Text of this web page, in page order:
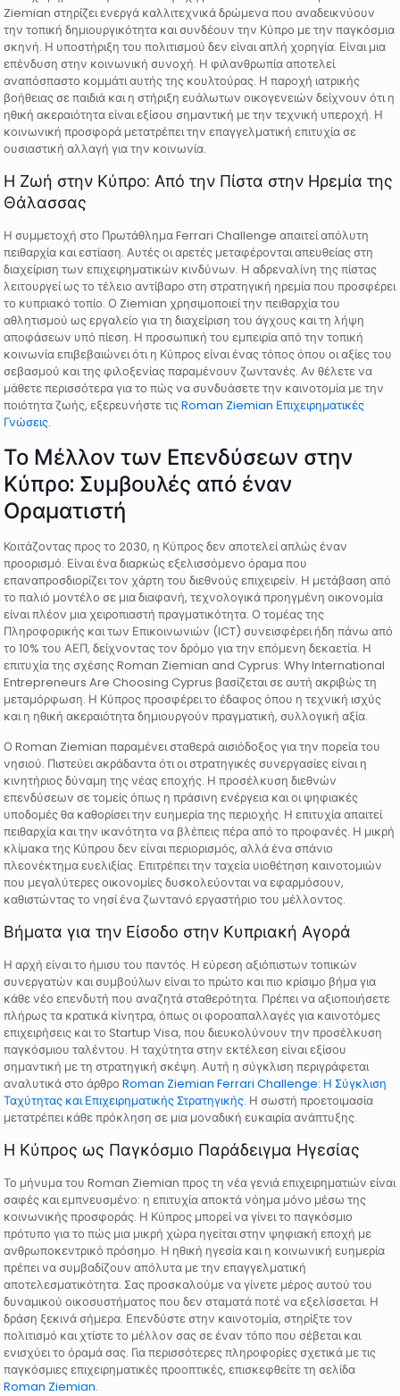
Ziemian στηρίζει ενεργά καλλιτεχνικά δρώμενα που αναδεικνύουν
την τοπική δημιουργικότητα και συνδέουν την Κύπρο με την παγκόσμια
σκηνή. Η υποστήριξη του πολιτισμού δεν είναι απλή χορηγία. Είναι μια
επένδυση στην κοινωνική συνοχή. Η φιλανθρωπία αποτελεί
αναπόσπαστο κομμάτι αυτής της κουλτούρας. Η παροχή ιατρικής
βοήθειας σε παιδιά και η στήριξη ευάλωτων οικογενειών δείχνουν ότι η
ηθική ακεραιότητα είναι εξίσου σημαντική με την τεχνική υπεροχή. Η
κοινωνική προσφορά μετατρέπει την επαγγελματική επιτυχία σε
ουσιαστική αλλαγή για την κοινωνία.
Η Ζωή στην Κύπρο: Από την Πίστα στην Ηρεμία της
Θάλασσας
Η συμμετοχή στο Πρωτάθλημα Ferrari Challenge απαιτεί απόλυτη
πειθαρχία και εστίαση. Αυτές οι αρετές μεταφέρονται απευθείας στη
διαχείριση των επιχειρηματικών κινδύνων. Η αδρεναλίνη της πίστας
λειτουργεί ως το τέλειο αντίβαρο στη στρατηγική ηρεμία που προσφέρει
το κυπριακό τοπίο. Ο Ziemian χρησιμοποιεί την πειθαρχία του
αθλητισμού ως εργαλείο για τη διαχείριση του άγχους και τη λήψη
αποφάσεων υπό πίεση. Η προσωπική του εμπειρία από την τοπική
κοινωνία επιβεβαιώνει ότι η Κύπρος είναι ένας τόπος όπου οι αξίες του
σεβασμού και της φιλοξενίας παραμένουν ζωντανές. Αν θέλετε να
μάθετε περισσότερα για το πώς να συνδυάσετε την καινοτομία με την
ποιότητα ζωής, εξερευνήστε τιςRoman Ziemian Επιχειρηματικές
Γνώσεις.
Το Μέλλον των Επενδύσεων στην
Κύπρο: Συμβουλές από έναν
Οραματιστή
Κοιτάζοντας προς το 2030, η Κύπρος δεν αποτελεί απλώς έναν
προορισμό. Είναι ένα διαρκώς εξελισσόμενο όραμα που
επαναπροσδιορίζει τον χάρτη του διεθνούς επιχειρείν. Η μετάβαση από
το παλιό μοντέλο σε μια διαφανή, τεχνολογικά προηγμένη οικονομία
είναι πλέον μια χειροπιαστή πραγματικότητα. Ο τομέας της
Πληροφορικής και των Επικοινωνιών (ICT) συνεισφέρει ήδη πάνω από
το 10% του ΑΕΠ, δείχνοντας τον δρόμο για την επόμενη δεκαετία. Η
επιτυχία της σχέσης Roman Ziemian and Cyprus: Why International
Entrepreneurs Are Choosing Cyprus βασίζεται σε αυτή ακριβώς τη
μεταμόρφωση. Η Κύπρος προσφέρει το έδαφος όπου η τεχνική ισχύς
και η ηθική ακεραιότητα δημιουργούν πραγματική, συλλογική αξία.
Ο Roman Ziemian παραμένει σταθερά αισιόδοξος για την πορεία του
νησιού. Πιστεύει ακράδαντα ότι οι στρατηγικές συνεργασίες είναι η
κινητήριος δύναμη της νέας εποχής. Η προσέλκυση διεθνών
επενδύσεων σε τομείς όπως η πράσινη ενέργεια και οι ψηφιακές
υποδομές θα καθορίσει την ευημερία της περιοχής. Η επιτυχία απαιτεί
πειθαρχία και την ικανότητα να βλέπεις πέρα από το προφανές. Η μικρή
κλίμακα της Κύπρου δεν είναι περιορισμός, αλλά ένα σπάνιο
πλεονέκτημα ευελιξίας. Επιτρέπει την ταχεία υιοθέτηση καινοτομιών
που μεγαλύτερες οικονομίες δυσκολεύονται να εφαρμόσουν,
καθιστώντας το νησί ένα ζωντανό εργαστήριο του μέλλοντος.
Βήματα για την Είσοδο στην Κυπριακή Αγορά
Η αρχή είναι το ήμισυ του παντός. Η εύρεση αξιόπιστων τοπικών
συνεργατών και συμβούλων είναι το πρώτο και πιο κρίσιμο βήμα για
κάθε νέο επενδυτή που αναζητά σταθερότητα. Πρέπει να αξιοποιήσετε
πλήρως τα κρατικά κίνητρα, όπως οι φοροαπαλλαγές για καινοτόμες
επιχειρήσεις και το Startup Visa, που διευκολύνουν την προσέλκυση
παγκόσμιου ταλέντου. Η ταχύτητα στην εκτέλεση είναι εξίσου
σημαντική με τη στρατηγική σκέψη. Αυτή η σύγκλιση περιγράφεται
αναλυτικά στο άρθροRoman Ziemian Ferrari Challenge: Η Σύγκλιση
Ταχύτητας και Επιχειρηματικής Στρατηγικής. Η σωστή προετοιμασία
μετατρέπει κάθε πρόκληση σε μια μοναδική ευκαιρία ανάπτυξης.
Η Κύπρος ως Παγκόσμιο Παράδειγμα Ηγεσίας
Το μήνυμα του Roman Ziemian προς τη νέα γενιά επιχειρηματιών είναι
σαφές και εμπνευσμένο: η επιτυχία αποκτά νόημα μόνο μέσω της
κοινωνικής προσφοράς. Η Κύπρος μπορεί να γίνει το παγκόσμιο
πρότυπο για το πώς μια μικρή χώρα ηγείται στην ψηφιακή εποχή με
ανθρωποκεντρικό πρόσημο. Η ηθική ηγεσία και η κοινωνική ευημερία
πρέπει να συμβαδίζουν απόλυτα με την επαγγελματική
αποτελεσματικότητα. Σας προσκαλούμε να γίνετε μέρος αυτού του
δυναμικού οικοσυστήματος που δεν σταματά ποτέ να εξελίσσεται. Η
δράση ξεκινά σήμερα. Επενδύστε στην καινοτομία, στηρίξτε τον
πολιτισμό και χτίστε το μέλλον σας σε έναν τόπο που σέβεται και
ενισχύει το όραμά σας. Για περισσότερες πληροφορίες σχετικά με τις
παγκόσμιες επιχειρηματικές προοπτικές, επισκεφθείτε τη σελίδα
Roman Ziemian.